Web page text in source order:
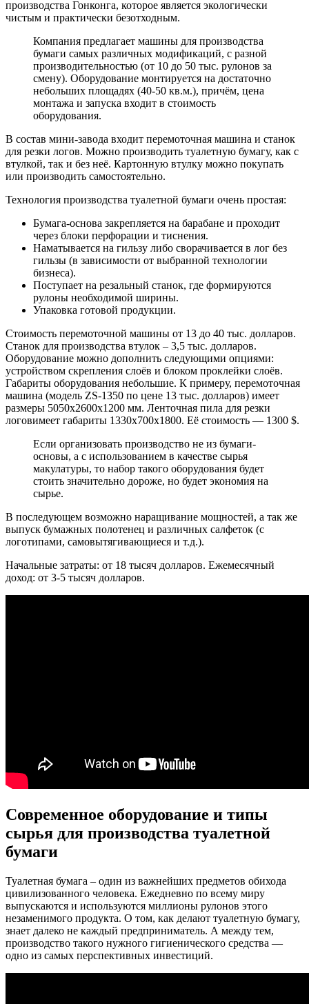
производства Гонконга, которое является экологически
чистым и практически безотходным.
Компания предлагает машины для производства
бумаги самых различных модификаций, с разной
производительностью (от 10 до 50 тыс. рулонов за
смену). Оборудование монтируется на достаточно
небольших площадях (40-50 кв.м.), причём, цена
монтажа и запуска входит в стоимость
оборудования.
В состав мини-завода входит перемоточная машина и станок
для резки логов. Можно производить туалетную бумагу, как с
втулкой, так и без неё. Картонную втулку можно покупать
или производить самостоятельно.
Технология производства туалетной бумаги очень простая:
Бумага-основа закрепляется на барабане и проходит
через блоки перфорации и тиснения.
Наматывается на гильзу либо сворачивается в лог без
гильзы (в зависимости от выбранной технологии
бизнеса).
Поступает на резальный станок, где формируются
рулоны необходимой ширины.
Упаковка готовой продукции.
Стоимость перемоточной машины от 13 до 40 тыс. долларов.
Станок для производства втулок – 3,5 тыс. долларов.
Оборудование можно дополнить следующими опциями:
устройством скрепления слоёв и блоком проклейки слоёв.
Габариты оборудования небольшие. К примеру, перемоточная
машина (модель ZS-1350 по цене 13 тыс. долларов) имеет
размеры 5050х2600х1200 мм. Ленточная пила для резки
логовимеет габариты 1330х700х1800. Её стоимость — 1300 $.
Если организовать производство не из бумаги-
основы, а с использованием в качестве сырья
макулатуры, то набор такого оборудования будет
стоить значительно дороже, но будет экономия на
сырье.
В последующем возможно наращивание мощностей, а так же
выпуск бумажных полотенец и различных салфеток (с
логотипами, самовытягивающиеся и т.д.).
Начальные затраты: от 18 тысяч долларов. Ежемесячный
доход: от 3-5 тысяч долларов.
Современное оборудование и типы
сырья для производства туалетной
бумаги
Туалетная бумага – один из важнейших предметов обихода
цивилизованного человека. Ежедневно по всему миру
выпускаются и используются миллионы рулонов этого
незаменимого продукта. О том, как делают туалетную бумагу,
знает далеко не каждый предприниматель. А между тем,
производство такого нужного гигиенического средства —
одно из самых перспективных инвестиций.